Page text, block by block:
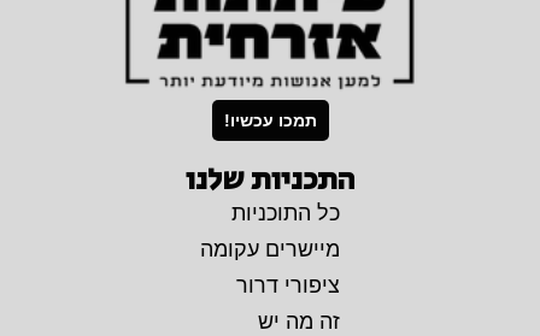
תמכו עכשיו!
התכניות שלנו
כל התוכניות
מיישרים עקומה
ציפורי דרור
זה מה יש